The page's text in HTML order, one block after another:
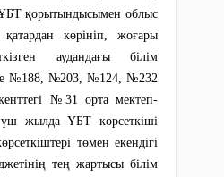
қорытындысымен облыс
көрініп, жоғары
аудандағы білім
№188, №203, №124, №232
№31 орта мектеп-
жылда ҰБТ көрсеткіші
төмен екендігі
тең жартысы білім